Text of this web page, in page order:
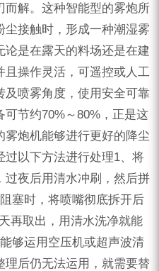
零配件
锚固钻机系列
FY水井钻车系列
KQZ水井钻机系列
ZEGA分体式露天钻机
水井专用螺杆空压机
雾炮机
洗轮机
螺杆式空气压缩机
而解。这种智能型的雾炮所
接触时，形成一种潮湿雾
是在露天的料场还是在建
操作灵活，可遥控或人工
及喷雾角度，使用安全可靠
节约70%～80%，正是这
炮机能够进行更好的降尘
过以下方法进行处理1、将
过夜后用清水冲刷，然后拼
塞时，将喷嘴彻底拆开后
再取出，用清水洗净就能
够运用空压机或超声波清
理后仍无法运用，就需要替